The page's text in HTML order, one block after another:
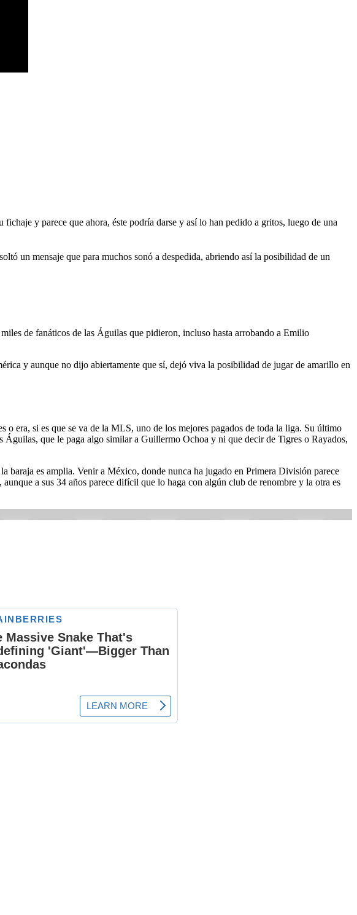
y parece que ahora, éste podría darse y así lo han pedido a gritos, luego de una
un mensaje que para muchos sonó a despedida, abriendo así la posibilidad de un
de fanáticos de las Águilas que pidieron, incluso hasta arrobando a Emilio
y aunque no dijo abiertamente que sí, dejó viva la posibilidad de jugar de amarillo en
era, si es que se va de la MLS, uno de los mejores pagados de toda la liga. Su último
que le paga algo similar a Guillermo Ochoa y ni que decir de Tigres o Rayados,
baraja es amplia. Venir a México, donde nunca ha jugado en Primera División parece
a sus 34 años parece difícil que lo haga con algún club de renombre y la otra es